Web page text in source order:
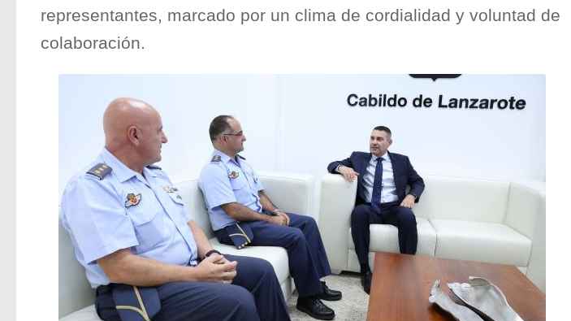
representantes, marcado por un clima de cordialidad y voluntad de
colaboración.